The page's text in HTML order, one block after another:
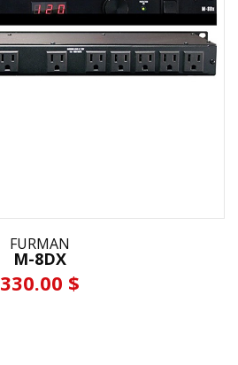
FURMAN
M-8DX
330.00 $